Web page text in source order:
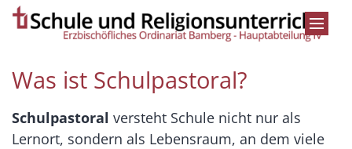
Zum Inhalt springen
Was ist Schulpastoral?
Schulpastoral versteht Schule nicht nur als
Lernort, sondern als Lebensraum, an dem viele